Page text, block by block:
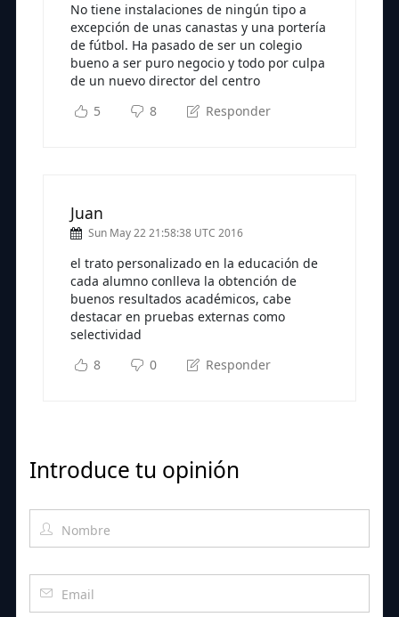
No tiene instalaciones de ningún tipo a
excepción de unas canastas y una portería
de fútbol. Ha pasado de ser un colegio
bueno a ser puro negocio y todo por culpa
de un nuevo director del centro
5
8 Responder
Juan
Sun May 22 21:58:38 UTC 2016
el trato personalizado en la educación de
cada alumno conlleva la obtención de
buenos resultados académicos, cabe
destacar en pruebas externas como
selectividad
8
0 Responder
Introduce tu opinión